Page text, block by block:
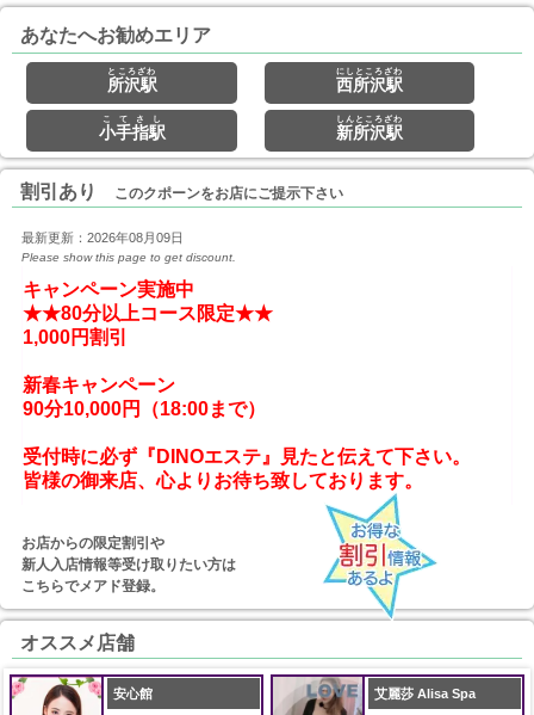
あなたへお勧めエリア
所沢駅
ところざわ
西所沢駅
にしところざわ
小手指駅
こてさし
新所沢駅
しんところざわ
割引あり このクポーンをお店にご提示下さい
最新更新：2026年08月09日
Please show this page to get discount.
キャンペーン実施中
★★80分以上コース限定★★
1,000円割引
新春キャンペーン
90分10,000円（18:00まで）
受付時に必ず『DINOエステ』見たと伝えて下さい。
お店からの限定割引や
新人入店情報等受け取りたい方は
こちらでメアド登録。
オススメ店舗
安心館 艾麗莎 Alisa Spa